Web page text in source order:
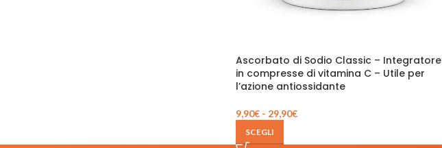
Ascorbato di Sodio Classic – Integratore
in compresse di vitamina C – Utile per
l’azione antiossidante
9,90€ - 29,90€
SCEGLI